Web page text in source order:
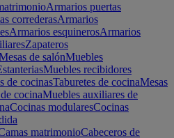
Armarios puertas
correderasArmarios
Armarios esquinerosArmarios
Zapateros
de salónMuebles
Muebles recibidores
de cocinasTaburetes de cocinaMesas
cocinaMuebles auxiliares de
Cocinas modularesCocinas
matrimonioCabeceros de